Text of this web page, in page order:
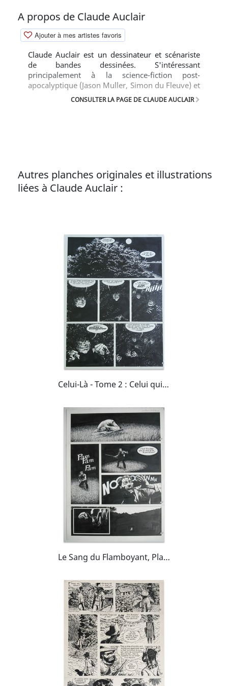
A propos de Claude Auclair
Ajouter à mes artistes favoris
Claude Auclair est un dessinateur et scénariste
de bandes dessinées. S'intéressant
principalement à la science-fiction post-
apocalyptique (Jason Muller, Simon du Fleuve) et
au monde celte (Bran Ruz), c'est un des
dessinateurs réalistes marquants des années
CONSULTER LA PAGE DE CLAUDE AUCLAIR
Autres planches originales et illustrations
liées à Claude Auclair :
Celui-Là - Tome 2 : Celui qui achève - planche 19 - Claude Auclair
Le Sang du Flamboyant, Planche originale